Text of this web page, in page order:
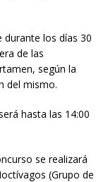
durante los días 30
de las
según la
del mismo.
hasta las 14:00
se realizará
(Grupo de